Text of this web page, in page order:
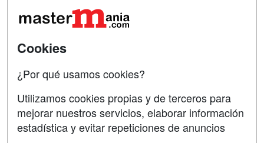
Contactar
Copyleft
Cookies
¿Por qué usamos cookies?
Utilizamos cookies propias y de terceros para
mejorar nuestros servicios, elaborar información
estadística y evitar repeticiones de anuncios